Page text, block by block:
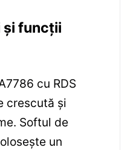
și funcții
cu RDS
crescută și
Softul de
un